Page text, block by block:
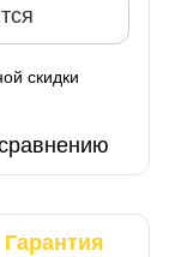
скидки
Гарантия